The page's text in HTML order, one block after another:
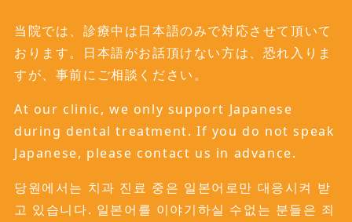
当院では、診療中は日本語のみで対応させて頂いて
おります。日本語がお話頂けない方は、恐れ入りま
すが、事前にご相談ください。
At our clinic, we only support Japanese
during dental treatment. If you do not speak
Japanese, please contact us in advance.
당원에서는 치과 진료 중은 일본어로만 대응시켜 받
고 있습니다. 일본어를 이야기하실 수없는 분들은 죄